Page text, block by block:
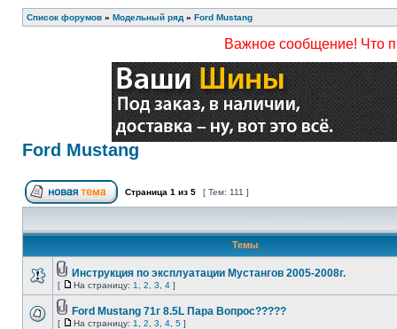
Список форумов » Модельный ряд » Ford Mustang
Важное сообщение! Что
Ford Mustang
Страница 1 из 5 [ Тем: 111 ]
Темы
Инструкция по эксплуатации Мустангов 2005-2008г.
[ На страницу: 1 2 3 4 ]
Ford Mustang 71г 8.5L Пара Вопрос?????
[ На страницу: 1 2 3 4 5 ]